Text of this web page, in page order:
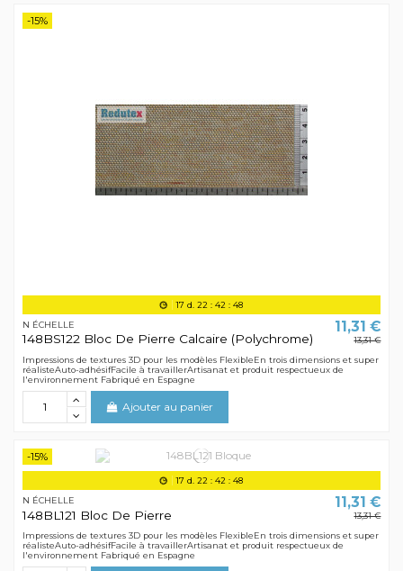
-15%
17 d. 22 :42 :48
N ÉCHELLE
148BS122 Bloc De Pierre Calcaire (Polychrome)
11,31 €
13,31 €
Impressions de textures 3D pour les modèles FlexibleEn trois dimensions et super
réalisteAuto-adhésifFacile à travaillerArtisanat et produit respectueux de
l'environnement Fabriqué en Espagne
Ajouter au panier
-15%
17 d. 22 :42 :48
N ÉCHELLE
148BL121 Bloc De Pierre
11,31 €
13,31 €
Impressions de textures 3D pour les modèles FlexibleEn trois dimensions et super
réalisteAuto-adhésifFacile à travaillerArtisanat et produit respectueux de
l'environnement Fabriqué en Espagne